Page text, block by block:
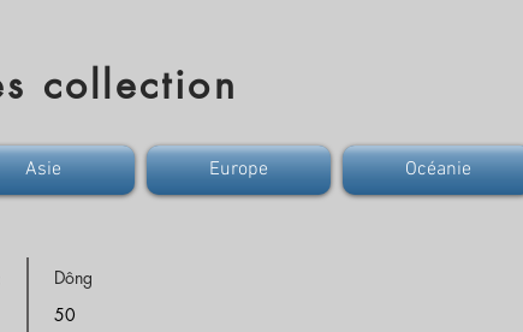
collection
Asie Europe Océanie
Dông
50